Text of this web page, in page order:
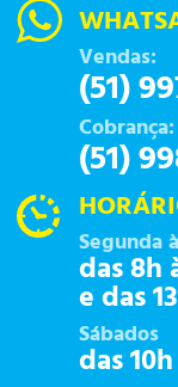
Vendas:
(51)
Cobrança:
(51)
Segunda
das 8h
e das
Sábados
das